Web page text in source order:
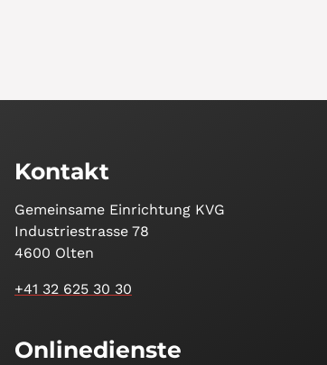
Kontakt
Gemeinsame Einrichtung KVG
Industriestrasse 78
4600 Olten
+41 32 625 30 30
Onlinedienste